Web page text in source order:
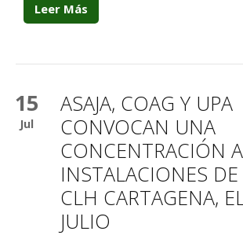
Leer Más
15
Jul
ASAJA, COAG Y UPA
CONVOCAN UNA
CONCENTRACIÓN
INSTALACIONES
CLH CARTAGENA,
JULIO